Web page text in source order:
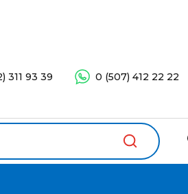
311 93 39 0 (507) 412 22 22